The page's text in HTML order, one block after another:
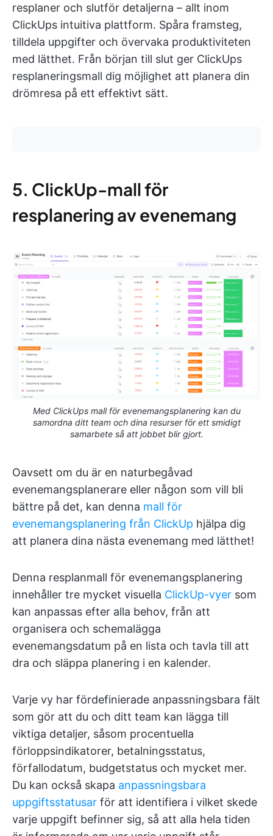
resplaner och slutför detaljerna – allt inom
ClickUps intuitiva plattform. Spåra framsteg,
tilldela uppgifter och övervaka produktiviteten
med lätthet. Från början till slut ger ClickUps
resplaneringsmall dig möjlighet att planera din
drömresa på ett effektivt sätt.
5. ClickUp-mall för
resplanering av evenemang
Med ClickUps mall för evenemangsplanering kan du
samordna ditt team och dina resurser för ett smidigt
samarbete så att jobbet blir gjort.
Oavsett om du är en naturbegåvad
evenemangsplanerare eller någon som vill bli
bättre på det, kan denna mall för
evenemangsplanering från ClickUp hjälpa dig
att planera dina nästa evenemang med lätthet!
Denna resplanmall för evenemangsplanering
innehåller tre mycket visuella ClickUp-vyer som
kan anpassas efter alla behov, från att
organisera och schemalägga
evenemangsdatum på en lista och tavla till att
dra och släppa planering i en kalender.
Varje vy har fördefinierade anpassningsbara fält
som gör att du och ditt team kan lägga till
viktiga detaljer, såsom procentuella
förloppsindikatorer, betalningsstatus,
förfallodatum, budgetstatus och mycket mer.
Du kan också skapa anpassningsbara
uppgiftsstatusar för att identifiera i vilket skede
varje uppgift befinner sig, så att alla hela tiden